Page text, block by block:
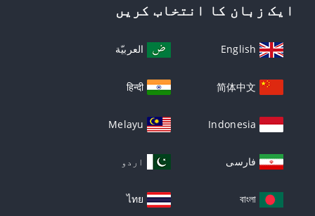
ایک زبان کا انتخاب کریں
English العربيّة
简体中文
हिन्दी
Indonesia
Melayu
فارسی اردو
বাংলা
ไทย